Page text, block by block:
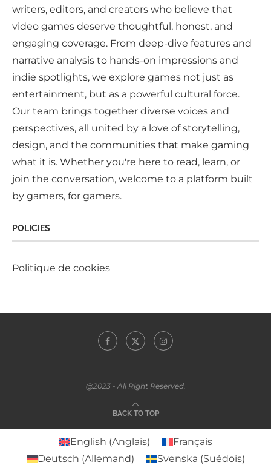
writers, editors, and creators who believe that
video games deserve thoughtful, honest, and
engaging coverage. From deep-dive features and
narrative analysis to hands-on impressions and
indie spotlights, we explore games not just as
entertainment, but as a powerful cultural force.
Our team brings together diverse voices and
perspectives, all united by a love of storytelling,
design, and the communities that make gaming
what it is. Whether you're here to read, learn, or
join the conversation, welcome to a platform built
by gamers, for gamers.
POLICIES
Politique de cookies
@2023 - All Right Reserved.
BACK TO TOP
English (Anglais)
Français
Deutsch (Allemand) Svenska (Suédois)